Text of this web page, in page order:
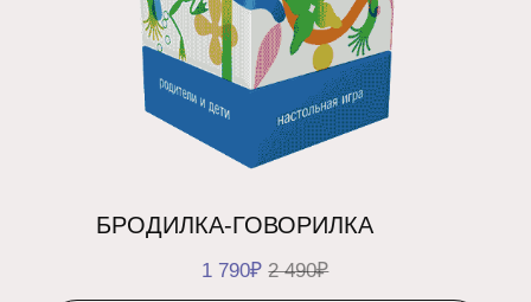
1 790₽2 490₽
Приобрести
Что внутри?